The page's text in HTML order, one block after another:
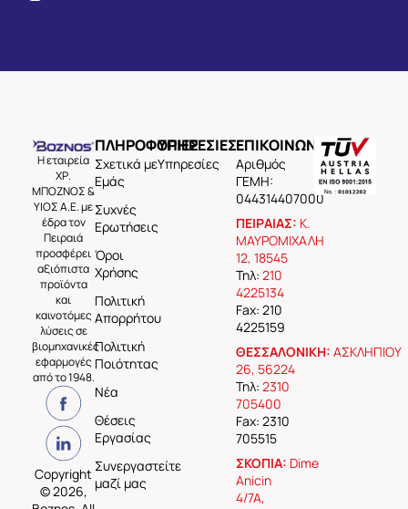
Η εταιρεία
ΧΡ.
ΜΠΟΖΝΟΣ &
ΥΙΟΣ Α.Ε. με
έδρα τον
Πειραιά
προσφέρει
αξιόπιστα
προϊόντα
και
καινοτόμες
λύσεις σε
βιομηχανικές
εφαρμογές
από το 1948.
Copyright
© 2026,
ΠΛΗΡΟΦΟΡΙΕΣ
Σχετικά με
Εμάς
Συχνές
Ερωτήσεις
Όροι
Χρήσης
Πολιτική
Απορρήτου
Πολιτική
Ποιότητας
Νέα
Θέσεις
Εργασίας
Συνεργαστείτε
μαζί μας
ΥΠΗΡΕΣΙΕΣ
Υπηρεσίες
ΕΠΙΚΟΙΝΩΝΙΑ
Aριθμός
ΓΕΜΗ:
044314407000
ΠΕΙΡΑΙΑΣ: Κ.
ΜΑΥΡΟΜΙΧΑΛΗ
12, 18545
Τηλ: 210
4225134
Fax: 210
4225159
ΘΕΣΣΑΛΟΝΙΚΗ: ΑΣΚΛΗΠΙΟΥ
26, 56224
Τηλ: 2310
705400
Fax: 2310
705515
ΣΚΟΠΙΑ: Dime
Anicin
4/7A,